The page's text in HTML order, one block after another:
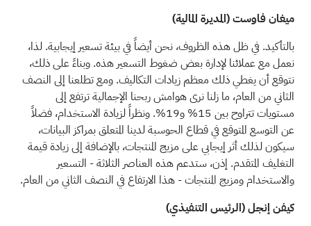
ميغان فاوست (المديرة المالية)
بالتأكيد. في ظل هذه الظروف، نحن أيضاً في بيئة تسعير إيجابية. لذا،
نعمل مع عملائنا لإدارة بعض ضغوط التسعير هذه. وبناءً على ذلك،
نتوقع أن يغطي ذلك معظم زيادات التكاليف. ومع تطلعنا إلى النصف
الثاني من العام، ما زلنا نرى هوامش ربحنا الإجمالية ترتفع إلى
مستويات تتراوح بين 15% و19%. ونظراً لزيادة الاستخدام، فضلاً
عن التوسع المتوقع في قطاع الحوسبة لدينا المتعلق بمراكز البيانات،
سيكون لذلك أثر إيجابي على مزيج المنتجات، بالإضافة إلى زيادة قيمة
التغليف المتقدم. إذن، ستدعم هذه العناصر الثلاثة - التسعير
والاستخدام ومزيج المنتجات - هذا الارتفاع في النصف الثاني من العام.
كيفن إنجل (الرئيس التنفيذي)